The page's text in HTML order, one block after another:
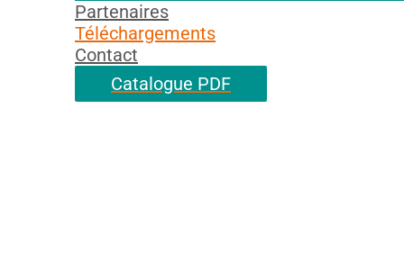
Partenaires
Téléchargements
Contact
Catalogue PDF